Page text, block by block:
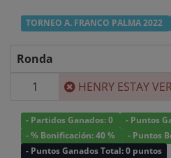
TORNEO A. FRANCO PALMA 2022
Ronda
1
HENRY ESTAY
- Partidos Ganados: 0
- Puntos
- % Bonificación: 40 %
- Puntos
- Puntos Ganados Total: 0 puntos